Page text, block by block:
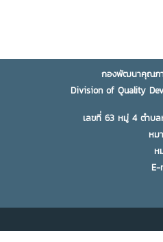
กองพัฒนาคุณภา
Division of Quality
เลขที่ 63 หมู่ 4 ตำบล
หม
ห
E-